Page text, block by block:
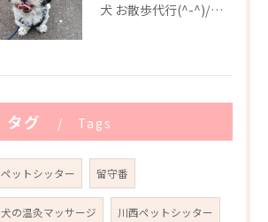
犬 お散歩代行(^-^)/川西市
タグ Tags
ペットシッター 留守番
犬の温灸マッサージ 川西ペットシッター